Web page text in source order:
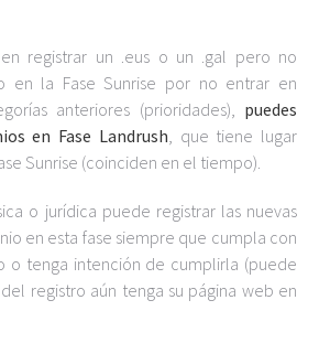
registrar un .eus o un .gal pero no
en la Fase Sunrise por no entrar en
anteriores (prioridades), puedes
en Fase Landrush, que tiene lugar
Sunrise (coinciden en el tiempo).
o jurídica puede registrar las nuevas
en esta fase siempre que cumpla con
o tenga intención de cumplirla (puede
registro aún tenga su página web en